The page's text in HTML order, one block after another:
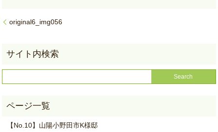
original6_img056
【No.10】山陽小野田市K様邸